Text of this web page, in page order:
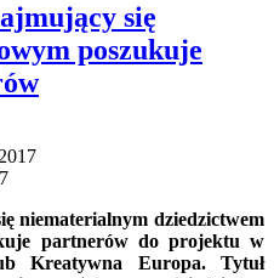
się
poszukuje
niematerialnym dziedzictwem
partnerów do projektu w
Kreatywna Europa. Tytuł